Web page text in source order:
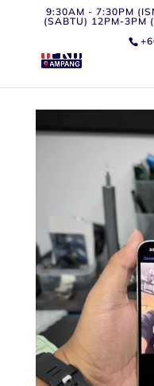
9:30AM - 7:30PM
(SABTU) 12PM-3PM